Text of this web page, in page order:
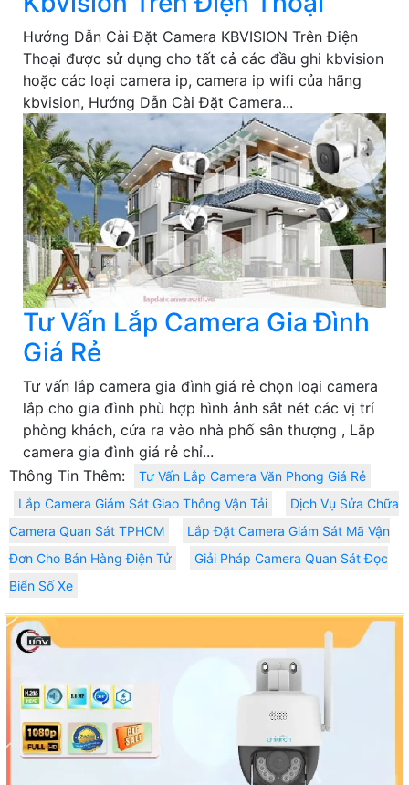
Hướng Dẫn Cài Đặt Camera KBVISION Trên Điện
Thoại được sử dụng cho tất cả các đầu ghi kbvision
hoặc các loại camera ip, camera ip wifi của hãng
kbvision, Hướng Dẫn Cài Đặt Camera...
Tư Vấn Lắp Camera Gia Đình
Giá Rẻ
Tư vấn lắp camera gia đình giá rẻ chọn loại camera
lắp cho gia đình phù hợp hình ảnh sắt nét các vị trí
phòng khách, cửa ra vào nhà phố sân thượng , Lắp
camera gia đình giá rẻ chỉ...
Thông Tin Thêm:
Tư Vấn Lắp Camera Văn Phong Giá Rẻ
Lắp Camera Giám Sát Giao Thông Vận Tải
Dịch Vụ Sửa Chữa
Camera Quan Sát TPHCM
Lắp Đặt Camera Giám Sát Mã Vận
Đơn Cho Bán Hàng Điện Tử
Giải Pháp Camera Quan Sát Đọc
Biển Số Xe